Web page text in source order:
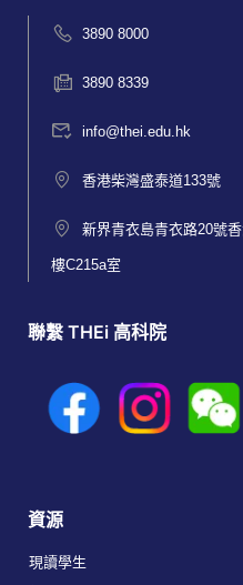
3890 8000
3890 8339
info@thei.edu.hk
香港柴灣盛泰道133號
新界青衣島青衣路20號
樓C215a室
聯繫 THEi 高科院
資源
現讀學生